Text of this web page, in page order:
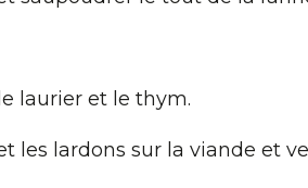
laurier et le thym.
les lardons sur la viande et